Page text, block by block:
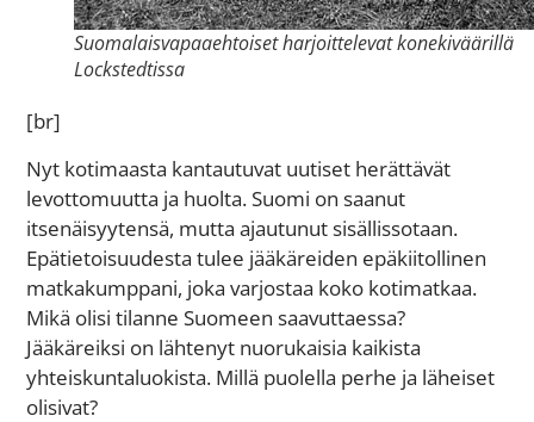
Suomalaisvapaaehtoiset harjoittelevat konekiväärillä
Lockstedtissa
[br]
Nyt kotimaasta kantautuvat uutiset herättävät
levottomuutta ja huolta. Suomi on saanut
itsenäisyytensä, mutta ajautunut sisällissotaan.
Epätietoisuudesta tulee jääkäreiden epäkiitollinen
matkakumppani, joka varjostaa koko kotimatkaa.
Mikä olisi tilanne Suomeen saavuttaessa?
Jääkäreiksi on lähtenyt nuorukaisia kaikista
yhteiskuntaluokista. Millä puolella perhe ja läheiset
olisivat?